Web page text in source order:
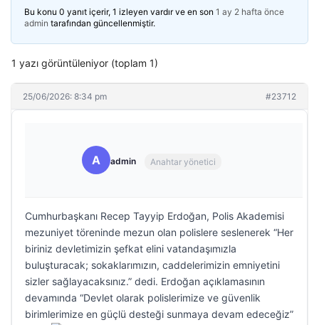
Bu konu 0 yanıt içerir, 1 izleyen vardır ve en son 1 ay 2 hafta önce
admin tarafından güncellenmiştir.
1 yazı görüntüleniyor (toplam 1)
25/06/2026: 8:34 pm #23712
A admin Anahtar yönetici
Cumhurbaşkanı Recep Tayyip Erdoğan, Polis Akademisi
mezuniyet töreninde mezun olan polislere seslenerek “Her
biriniz devletimizin şefkat elini vatandaşımızla
buluşturacak; sokaklarımızın, caddelerimizin emniyetini
sizler sağlayacaksınız.” dedi. Erdoğan açıklamasının
devamında “Devlet olarak polislerimize ve güvenlik
birimlerimize en güçlü desteği sunmaya devam edeceğiz”